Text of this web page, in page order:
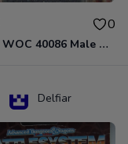
0
D&D - WOC 40086 Male Dwarven Cleric Miniature - Donjons Dragons
Delfiar